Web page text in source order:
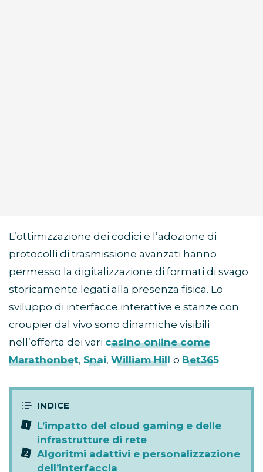
L’ottimizzazione dei codici e l’adozione di
protocolli di trasmissione avanzati hanno
permesso la digitalizzazione di formati di svago
storicamente legati alla presenza fisica. Lo
sviluppo di interfacce interattive e stanze con
croupier dal vivo sono dinamiche visibili
nell’offerta dei vari casino online come
Marathonbet, Snai, William Hill o Bet365.
L’impatto del cloud gaming e delle
infrastrutture di rete
Algoritmi adattivi e personalizzazione
dell’interfaccia